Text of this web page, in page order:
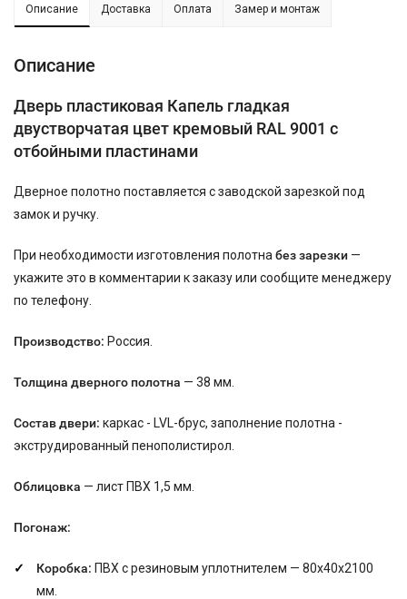
Описание Доставка Оплата Замер и монтаж
Описание
Дверь пластиковая Капель гладкая
двустворчатая цвет кремовый RAL 9001 с
отбойными пластинами
Дверное полотно поставляется с заводской зарезкой под
замок и ручку.
При необходимости изготовления полотна без зарезки —
укажите это в комментарии к заказу или сообщите менеджеру
по телефону.
Производство: Россия.
Толщина дверного полотна — 38 мм.
Состав двери: каркас - LVL-брус, заполнение полотна -
экструдированный пенополистирол.
Облицовка — лист ПВХ 1,5 мм.
Погонаж:
Коробка: ПВХ с резиновым уплотнителем — 80х40х2100
мм.